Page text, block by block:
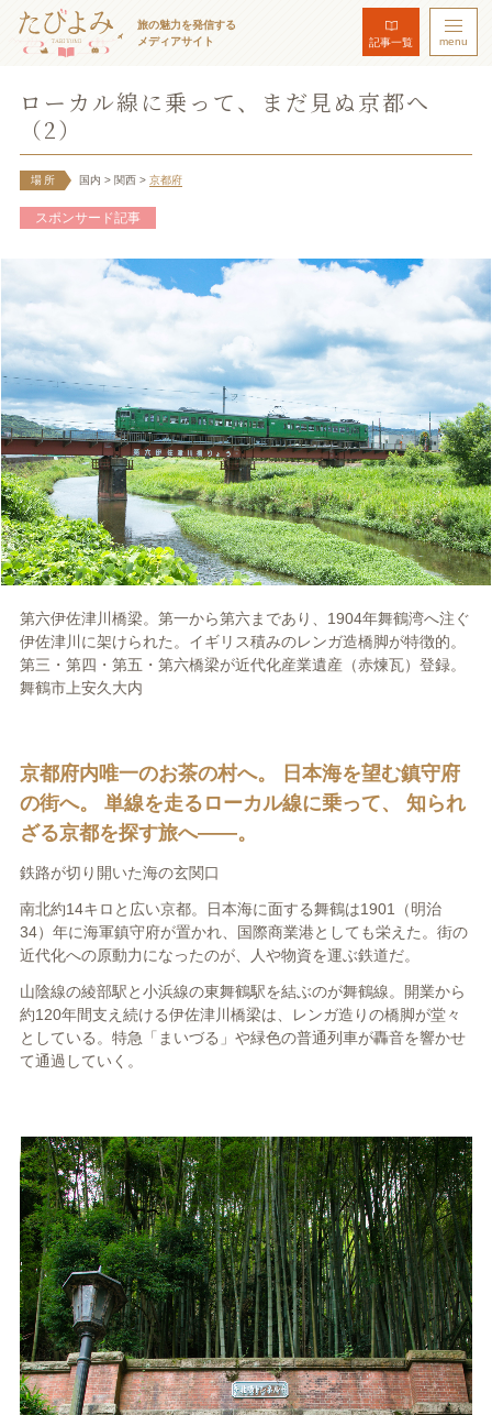
旅の魅力を発信する
メディアサイト
記事一覧 menu
ローカル線に乗って、まだ見ぬ京都へ
（2）
場所 国内 > 関西 > 京都府
スポンサード記事
第六伊佐津川橋梁。第一から第六まであり、 1904年舞鶴湾へ注ぐ
伊佐津川に架けられた。イギリス積みのレンガ造橋脚が特徴的。
第三・第四・第五・第六橋梁が近代化産業遺産（赤煉瓦）登録。
舞鶴市上安久大内
京都府内唯一のお茶の村へ。 日本海を望む鎮守府
の街へ。 単線を走るローカル線に乗って、 知られ
ざる京都を探す旅へ――。
鉄路が切り開いた海の玄関口
南北約14キロと広い京都。日本海に面する舞鶴は1901（明治
34）年に海軍鎮守府が置かれ、国際商業港としても栄えた。街の
近代化への原動力になったのが、人や物資を運ぶ鉄道だ。
山陰線の綾部駅と小浜線の東舞鶴駅を結ぶのが舞鶴線。開業から
約120年間支え続ける伊佐津川橋梁は、レンガ造りの橋脚が堂々
としている。特急「まいづる」や緑色の普通列車が轟音を響かせ
て通過していく。